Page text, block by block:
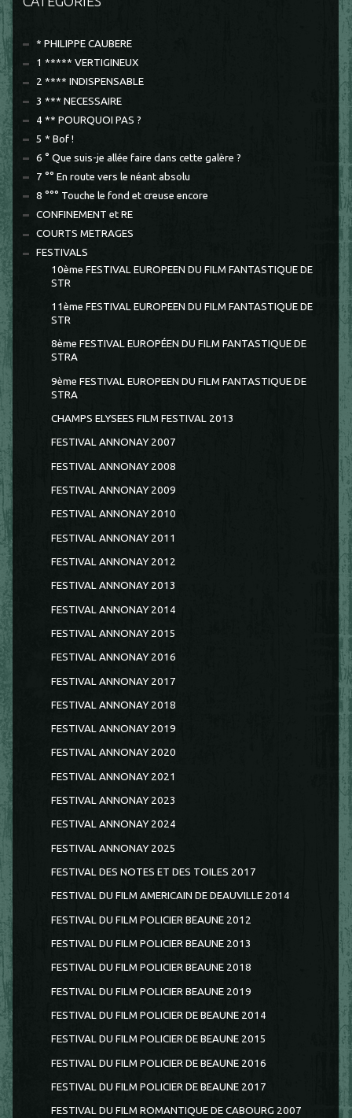
* PHILIPPE CAUBERE
1 ***** VERTIGINEUX
2 **** INDISPENSABLE
3 *** NECESSAIRE
4 ** POURQUOI PAS ?
5 * Bof !
6 ° Que suis-je allée faire dans cette galère ?
7 °° En route vers le néant absolu
8 °°° Touche le fond et creuse encore
CONFINEMENT et RE
COURTS METRAGES
FESTIVALS
10ème FESTIVAL EUROPEEN DU FILM FANTASTIQUE DE
STR
11ème FESTIVAL EUROPEEN DU FILM FANTASTIQUE DE
STR
8ème FESTIVAL EUROPÉEN DU FILM FANTASTIQUE DE
STRA
9ème FESTIVAL EUROPEEN DU FILM FANTASTIQUE DE
STRA
CHAMPS ELYSEES FILM FESTIVAL 2013
FESTIVAL ANNONAY 2007
FESTIVAL ANNONAY 2008
FESTIVAL ANNONAY 2009
FESTIVAL ANNONAY 2010
FESTIVAL ANNONAY 2011
FESTIVAL ANNONAY 2012
FESTIVAL ANNONAY 2013
FESTIVAL ANNONAY 2014
FESTIVAL ANNONAY 2015
FESTIVAL ANNONAY 2016
FESTIVAL ANNONAY 2017
FESTIVAL ANNONAY 2018
FESTIVAL ANNONAY 2019
FESTIVAL ANNONAY 2020
FESTIVAL ANNONAY 2021
FESTIVAL ANNONAY 2023
FESTIVAL ANNONAY 2024
FESTIVAL ANNONAY 2025
FESTIVAL DES NOTES ET DES TOILES 2017
FESTIVAL DU FILM AMERICAIN DE DEAUVILLE 2014
FESTIVAL DU FILM POLICIER BEAUNE 2012
FESTIVAL DU FILM POLICIER BEAUNE 2013
FESTIVAL DU FILM POLICIER BEAUNE 2018
FESTIVAL DU FILM POLICIER BEAUNE 2019
FESTIVAL DU FILM POLICIER DE BEAUNE 2014
FESTIVAL DU FILM POLICIER DE BEAUNE 2015
FESTIVAL DU FILM POLICIER DE BEAUNE 2016
FESTIVAL DU FILM POLICIER DE BEAUNE 2017
FESTIVAL DU FILM ROMANTIQUE DE CABOURG 2007